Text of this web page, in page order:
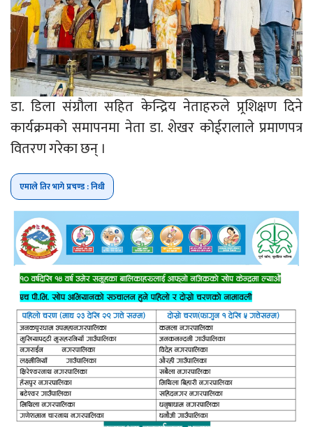
डा. डिला संग्रौला सहित केन्द्रिय नेताहरुले प्र्रशिक्षण दिने
कार्यक्रमको समापनमा नेता डा. शेखर कोईरालाले प्रमाणपत्र
वितरण गरेका छन् ।
एमाले तिर भागे प्रचण्ड : निधी